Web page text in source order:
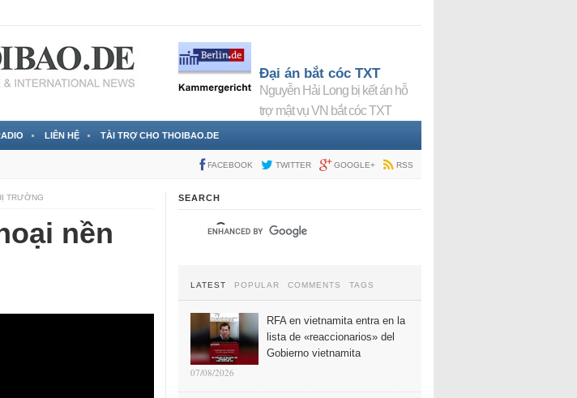
Đại án bắt cóc TXT
Nguyễn Hải Long bị kết án hỗ
trợ mật vụ VN bắt cóc TXT
LIÊN HỆ TÀI TRỢ CHO THOIBAO.DE
FACEBOOK TWITTER GOOGLE+ RSS
TRƯỜNG
nền
SEARCH
LATEST POPULAR COMMENTS TAGS
RFA en vietnamita entra en la
lista de «reaccionarios» del
Gobierno vietnamita
07/08/2026